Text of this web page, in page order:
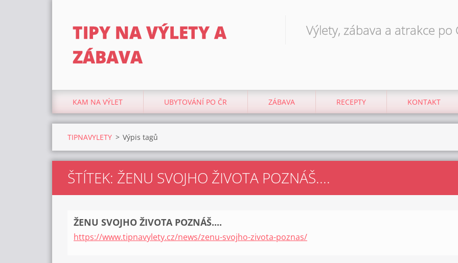
TIPY NA VÝLETY A
ZÁBAVA
Výlety, zábava a atrakce po
KAM NA VÝLET UBYTOVÁNÍ PO ČR ZÁBAVA RECEPTY KONTAKT
TIPNAVYLETY > Výpis tagů
ŠTÍTEK: ŽENU SVOJHO ŽIVOTA POZNÁŠ....
ŽENU SVOJHO ŽIVOTA POZNÁŠ....
https://www.tipnavylety.cz/news/zenu-svojho-zivota-poznas/